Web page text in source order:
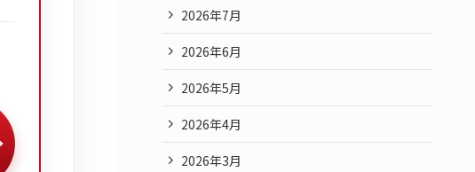
2026年7月
2026年6月
2026年5月
2026年4月
2026年3月